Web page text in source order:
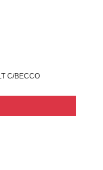
C/BECCO